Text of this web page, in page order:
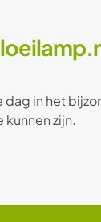
in het
zijn.